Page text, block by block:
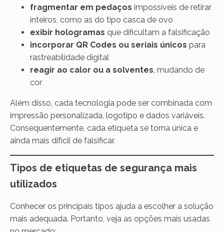
fragmentar em pedaços impossíveis de retirar
inteiros, como as do tipo casca de ovo
exibir hologramas que dificultam a falsificação
incorporar QR Codes ou seriais únicos para
rastreabilidade digital
reagir ao calor ou a solventes , mudando de
cor
Além disso, cada tecnologia pode ser combinada com
impressão personalizada, logotipo e dados variáveis.
Consequentemente, cada etiqueta se torna única e
ainda mais difícil de falsificar.
Tipos de etiquetas de segurança mais
utilizados
Conhecer os principais tipos ajuda a escolher a solução
mais adequada. Portanto, veja as opções mais usadas